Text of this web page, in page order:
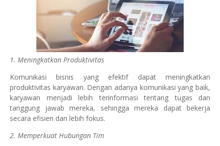
1. Meningkatkan Produktivitas
Komunikasi bisnis yang efektif dapat meningkatkan
produktivitas karyawan. Dengan adanya komunikasi yang baik,
karyawan menjadi lebih terinformasi tentang tugas dan
tanggung jawab mereka, sehingga mereka dapat bekerja
secara efisien dan lebih fokus.
2. Memperkuat Hubungan Tim